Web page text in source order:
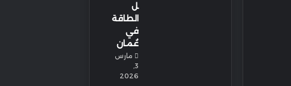
ل
الطاقة
في
عُمان
مارس
3,
2026